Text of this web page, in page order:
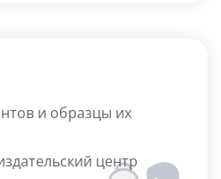
и образцы их
центр